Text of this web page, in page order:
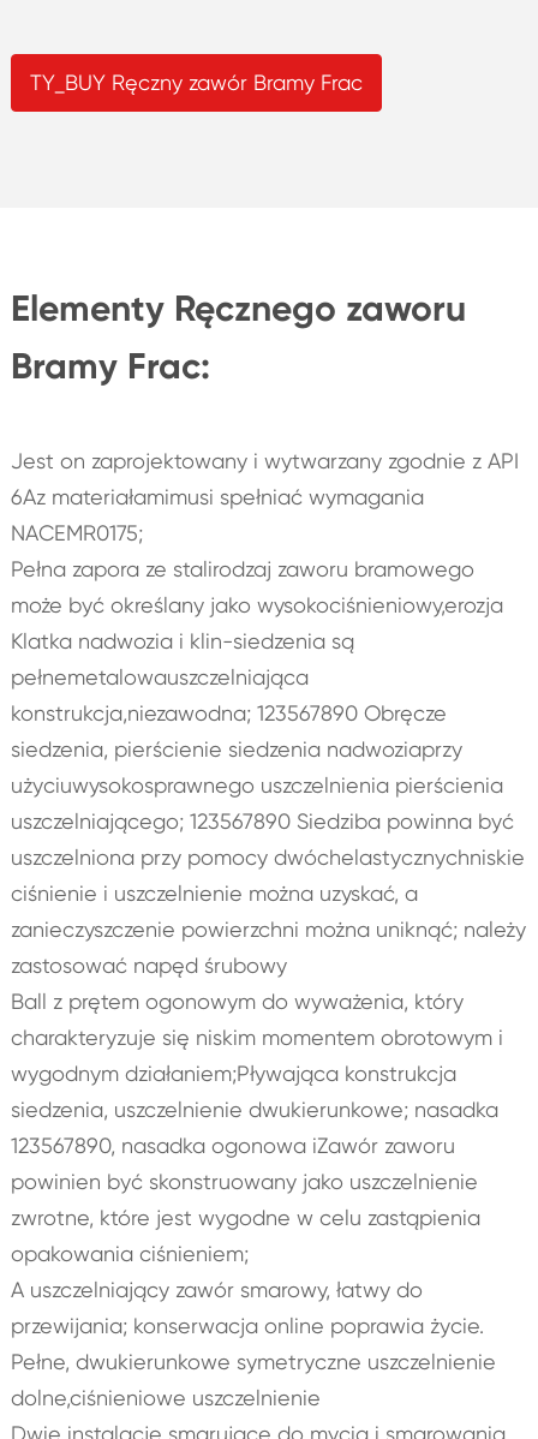
TY_BUY Ręczny zawór Bramy Frac
Elementy Ręcznego zaworu
Bramy Frac:
Jest on zaprojektowany i wytwarzany zgodnie z API
6Az materiałamimusi spełniać wymagania
NACEMR0175;
Pełna zapora ze stalirodzaj zaworu bramowego
może być określany jako wysokociśnieniowy,erozja
Klatka nadwozia i klin-siedzenia są
pełnemetalowauszczelniająca
konstrukcja,niezawodna; 123567890 Obręcze
siedzenia, pierścienie siedzenia nadwoziaprzy
użyciuwysokosprawnego uszczelnienia pierścienia
uszczelniającego; 123567890 Siedziba powinna być
uszczelniona przy pomocy dwóchelastycznychniskie
ciśnienie i uszczelnienie można uzyskać, a
zanieczyszczenie powierzchni można uniknąć; należy
zastosować napęd śrubowy
Ball z prętem ogonowym do wyważenia, który
charakteryzuje się niskim momentem obrotowym i
wygodnym działaniem;Pływająca konstrukcja
siedzenia, uszczelnienie dwukierunkowe; nasadka
123567890, nasadka ogonowa iZawór zaworu
powinien być skonstruowany jako uszczelnienie
zwrotne, które jest wygodne w celu zastąpienia
opakowania ciśnieniem;
A uszczelniający zawór smarowy, łatwy do
przewijania; konserwacja online poprawia życie.
Pełne, dwukierunkowe symetryczne uszczelnienie
dolne,ciśnieniowe uszczelnienie
Dwie instalacje smarujące do mycia i smarowania